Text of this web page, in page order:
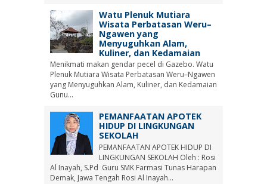
Watu Plenuk Mutiara
Wisata Perbatasan Weru–
Ngawen yang
Menyuguhkan Alam,
Kuliner, dan Kedamaian
Menikmati makan gendar pecel di Gazebo. Watu
Plenuk Mutiara Wisata Perbatasan Weru–Ngawen
yang Menyuguhkan Alam, Kuliner, dan Kedamaian
Gunu...
PEMANFAATAN APOTEK
HIDUP DI LINGKUNGAN
SEKOLAH
PEMANFAATAN APOTEK HIDUP DI
LINGKUNGAN SEKOLAH Oleh : Rosi
Al Inayah, S.Pd Guru SMK Farmasi Tunas Harapan
Demak, Jawa Tengah Rosi Al Inayah...